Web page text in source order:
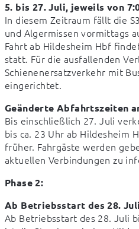
5. bis 27. Juli, jeweils von
In diesem Zeitraum fällt die
und Algermissen vormittags
Fahrt ab Hildesheim Hbf
statt. Für die ausfallenden
Schienenersatzverkehr mit
eingerichtet.
Geänderte Abfahrtszeiten
Bis einschließlich 27. Juli
bis ca. 23 Uhr ab Hildesheim
früher. Fahrgäste werden
aktuellen Verbindungen zu
Phase 2:
Ab Betriebsstart des 28.
Ab Betriebsstart des 28. Juli